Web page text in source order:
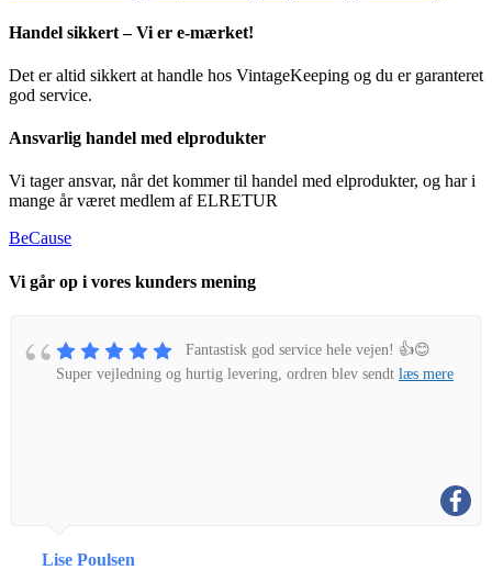
Handel sikkert – Vi er e-mærket!
Det er altid sikkert at handle hos VintageKeeping og du er garanteret
god service.
Ansvarlig handel med elprodukter
Vi tager ansvar, når det kommer til handel med elprodukter, og har i
mange år været medlem af ELRETUR
BeCause
Vi går op i vores kunders mening
Fantastisk god service hele vejen! 👍😊
Super vejledning og hurtig levering, ordren blev sendt læs mere
Lise Poulsen